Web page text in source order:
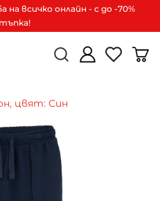
всичко онлайн - с до -70%
цвят: Син